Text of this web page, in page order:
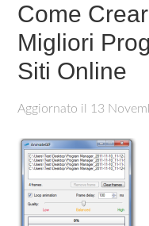
Come
Migliori
Siti Online
Aggiornato il 13